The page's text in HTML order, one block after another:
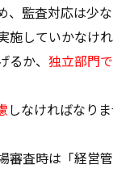
、監査対応は少
施していかなけ
か、 独立部門
しなければなり
審査時は「経営